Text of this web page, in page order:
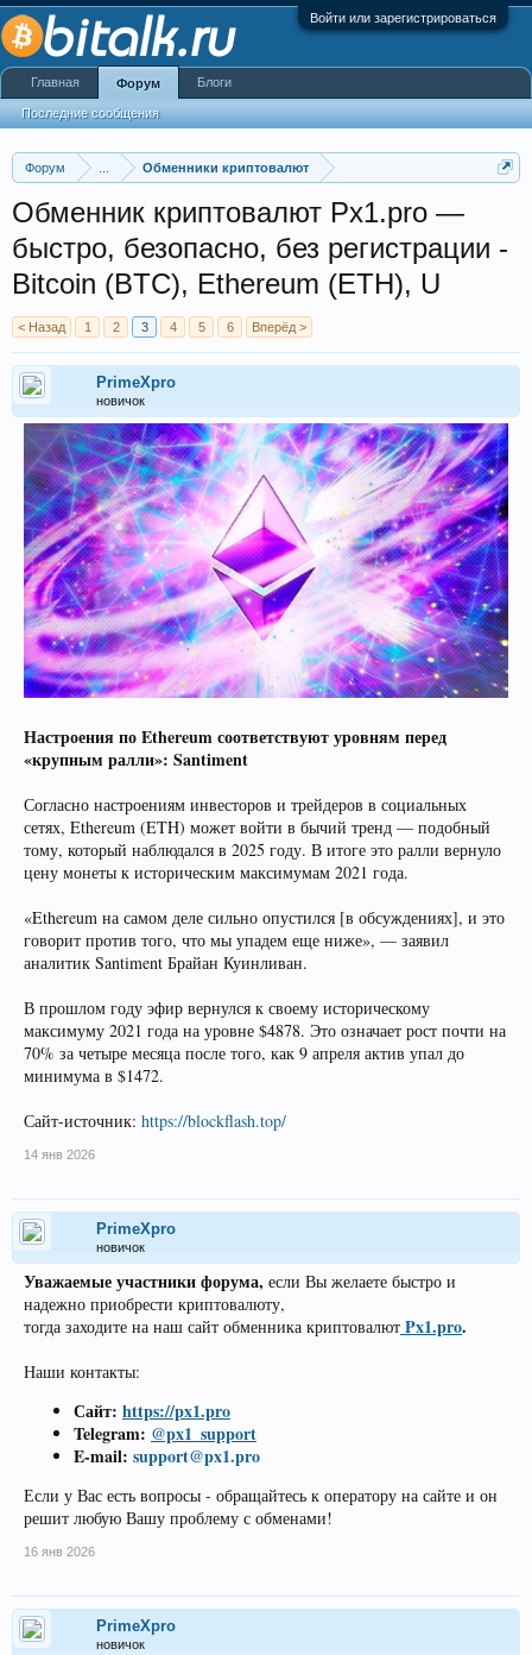
Войти или зарегистрироваться
Форум Обменники криптовалют
Обменник криптовалют Px1.pro —
быстро, безопасно, без регистрации -
Bitcoin (BTC), Ethereum (ETH), U
< Назад 1 2 3 4 5 6 Вперёд >
PrimeXpro
новичок
Настроения по Ethereum соответствуют уровням перед
«крупным ралли»: Santiment
Согласно настроениям инвесторов и трейдеров в социальных
сетях, Ethereum (ETH) может войти в бычий тренд — подобный
тому, который наблюдался в 2025 году. В итоге это ралли вернуло
цену монеты к историческим максимумам 2021 года.
«Ethereum на самом деле сильно опустился [в обсуждениях], и это
говорит против того, что мы упадем еще ниже», — заявил
аналитик Santiment Брайан Куинливан.
В прошлом году эфир вернулся к своему историческому
максимуму 2021 года на уровне $4878. Это означает рост почти на
70% за четыре месяца после того, как 9 апреля актив упал до
минимума в $1472.
Сайт-источник: https://blockflash.top/
14 янв 2026
PrimeXpro
новичок
Уважаемые участники форума, если Вы желаете быстро и
надежно приобрести криптовалюту,
тогда заходите на наш сайт обменника криптовалют Px1.pro.
Наши контакты:
Сайт: https://px1.pro
Telegram: @px1_support
E-mail: support@px1.pro
Если у Вас есть вопросы - обращайтесь к оператору на сайте и он
решит любую Вашу проблему с обменами!
16 янв 2026
PrimeXpro
новичок
Главная Форум
Последние сообщения
Блоги